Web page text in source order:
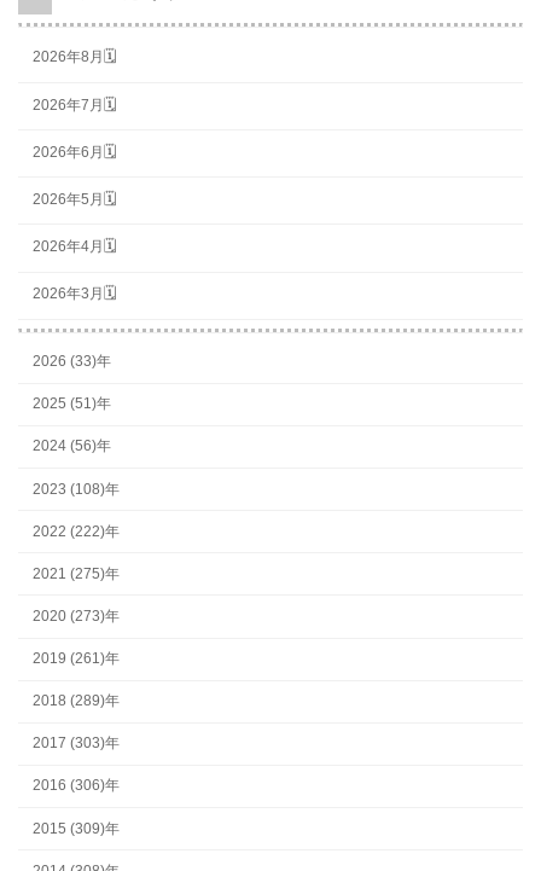
2026年8月🗓
2026年7月🗓
2026年6月🗓
2026年5月🗓
2026年4月🗓
2026年3月🗓
2026 (33)年
2025 (51)年
2024 (56)年
2023 (108)年
2022 (222)年
2021 (275)年
2020 (273)年
2019 (261)年
2018 (289)年
2017 (303)年
2016 (306)年
2015 (309)年